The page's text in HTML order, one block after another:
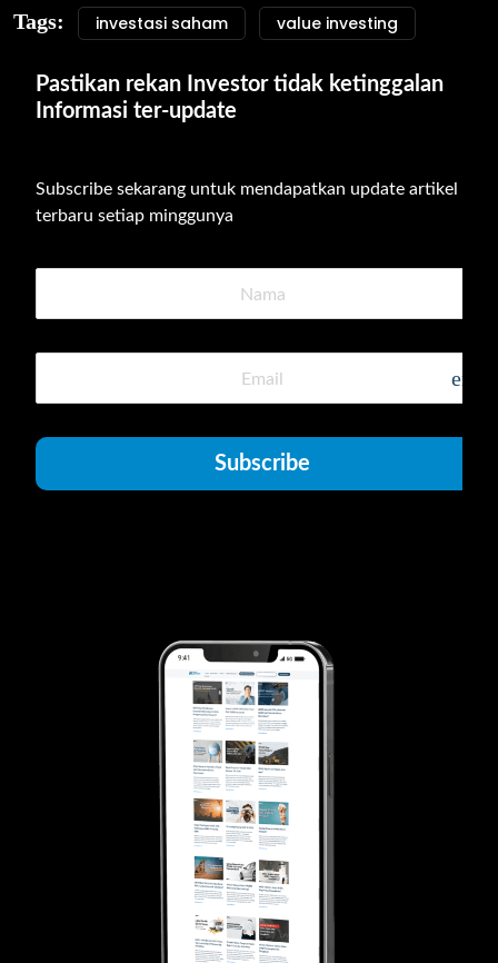
Tags: investasi saham value investing
Pastikan rekan Investor tidak ketinggalan
Informasi ter-update
Subscribe sekarang untuk mendapatkan update artikel
terbaru setiap minggunya
Subscribe